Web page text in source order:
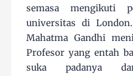
semasa mengikuti
universitas di
Mahatma Gandhi
Profesor yang entah
suka padanya